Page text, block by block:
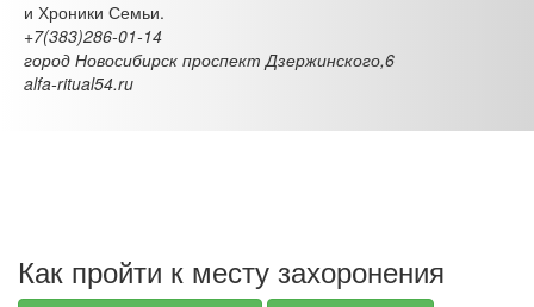
и Хроники Семьи.
+7(383)286-01-14
город Новосибирск проспект Дзержинского,6
alfa-ritual54.ru
Как пройти к месту захоронения